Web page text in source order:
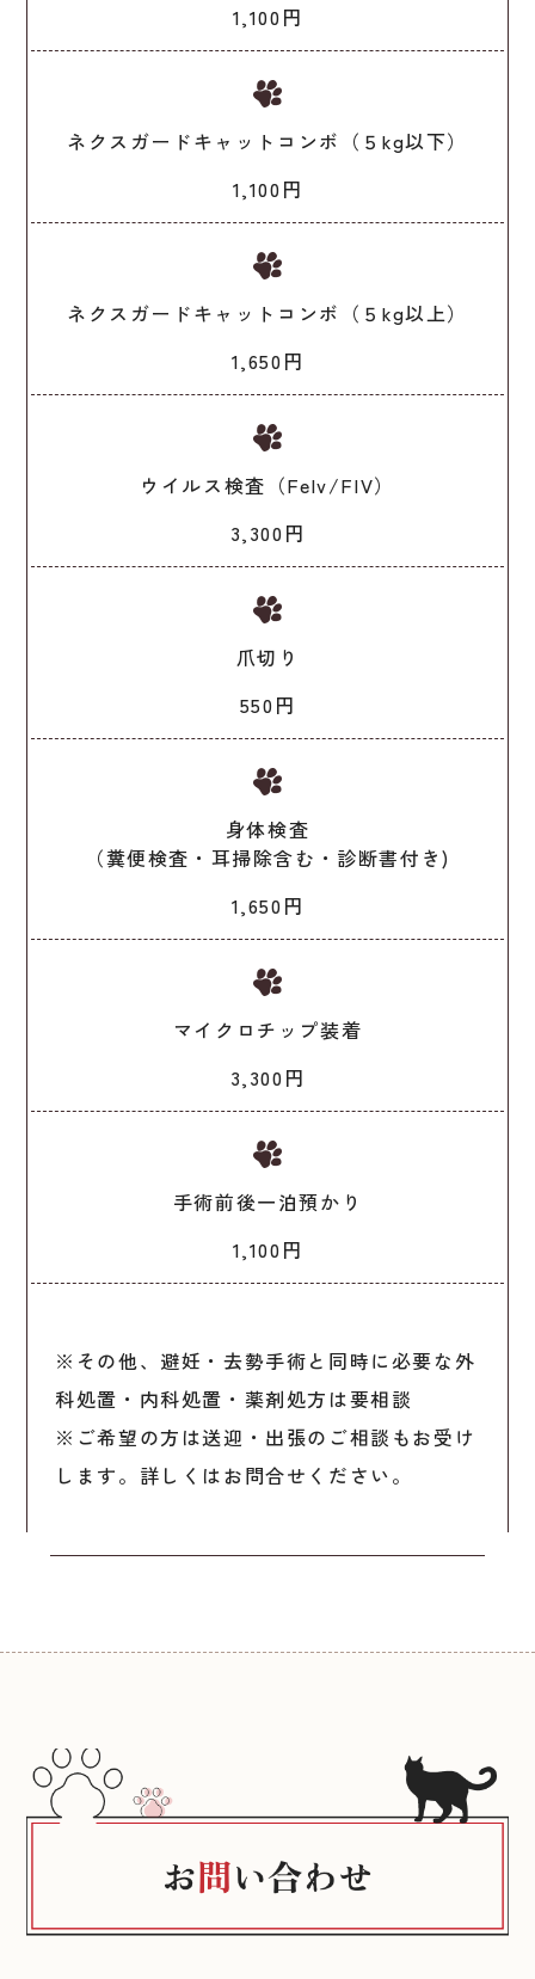
1,100円
ネクスガードキャットコンボ（５kg以下）
1,100円
ネクスガードキャットコンボ（５kg以上）
1,650円
ウイルス検査（Felv/FIV）
3,300円
爪切り
550円
身体検査
（糞便検査・耳掃除含む・診断書付き)
1,650円
マイクロチップ装着
3,300円
手術前後一泊預かり
1,100円
※その他、避妊・去勢手術と同時に必要な外
科処置・内科処置・薬剤処方は要相談
※ご希望の方は送迎・出張のご相談もお受け
します。詳しくはお問合せください。